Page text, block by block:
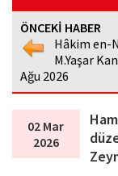
ÖNCEKİ HABER
Hâkim en-
M.Yaşar
Ağu 2026
02 Mar
2026